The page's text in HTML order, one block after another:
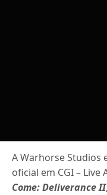
A Warhorse Studios
oficial em CGI –
Come: Deliverance II